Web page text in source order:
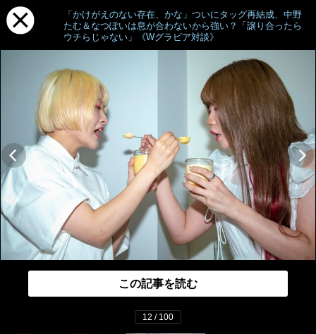
「かけがえのない存在、かな」ついにタッグ再結成、中野
たむ＆なつぽいは息が合わないから強い？「譲り合ったら
ウチらじゃない」《Wグラビア対談》
この記事を読む
12 / 100